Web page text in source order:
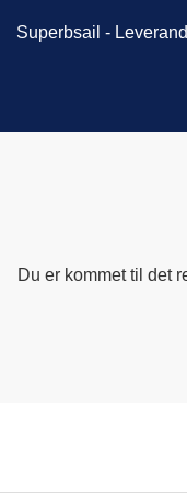
Superbsail -
Du er kommet til det